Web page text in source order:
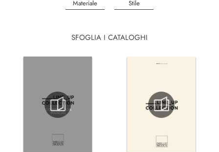
Materiale Stile
SFOGLIA I CATALOGHI